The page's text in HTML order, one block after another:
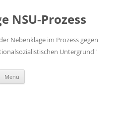
NSU-Prozess
Nebenklage im Prozess gegen
Untergrund"
Menü